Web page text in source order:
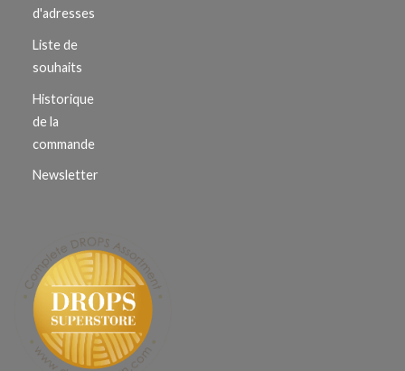
d'adresses
Liste de
souhaits
Historique
de la
commande
Newsletter